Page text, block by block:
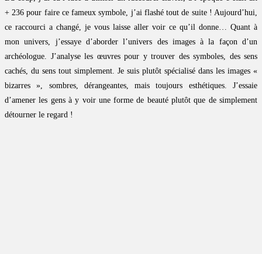
+ 236 pour faire ce fameux symbole, j’ai flashé tout de suite ! Aujourd’hui,
ce raccourci a changé, je vous laisse aller voir ce qu’il donne… Quant à
mon univers, j’essaye d’aborder l’univers des images à la façon d’un
archéologue. J’analyse les œuvres pour y trouver des symboles, des sens
cachés, du sens tout simplement. Je suis plutôt spécialisé dans les images «
bizarres », sombres, dérangeantes, mais toujours esthétiques. J’essaie
d’amener les gens à y voir une forme de beauté plutôt que de simplement
détourner le regard !